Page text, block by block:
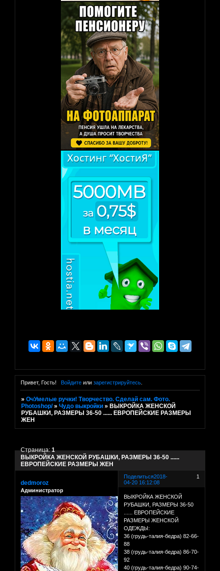
Привет, Гость! Войдитеили зарегистрируйтесь.
»ОчУмелые ручки! Творчество. Сделай сам. Фото.
Photoshop/ »Чудо выкройки » ВЫКРОЙКА ЖЕНСКОЙ
РУБАШКИ, РАЗМЕРЫ 36-50 ...... ЕВРОПЕЙСКИЕ РАЗМЕРЫ
ЖЕН
ВЫКРОЙКА ЖЕНСКОЙ РУБАШКИ, РАЗМЕРЫ 36-50 ......
ЕВРОПЕЙСКИЕ РАЗМЕРЫ ЖЕН
Страница:1
Поделиться 1
2018-
04-20 16:12:08
dedmoroz
Администратор
ВЫКРОЙКА ЖЕНСКОЙ
РУБАШКИ, РАЗМЕРЫ 36-50
...... ЕВРОПЕЙСКИЕ
РАЗМЕРЫ ЖЕНСКОЙ
ОДЕЖДЫ:
36 (грудь-талия-бедра) 82-66-
88
38 (грудь-талия-бедра) 86-70-
92
40 (грудь-талия-бедра) 90-74-